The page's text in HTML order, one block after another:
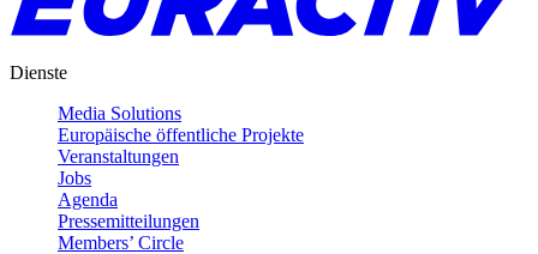
Dienste
Media Solutions
Europäische öffentliche Projekte
Veranstaltungen
Jobs
Agenda
Pressemitteilungen
Members’ Circle